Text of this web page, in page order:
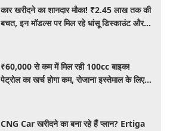
कार खरीदने का शानदार मौका! ₹2.45 लाख तक की
बचत, इन मॉडल्स पर मिल रहे धांसू डिस्काउंट और
₹60,000 से कम में मिल रही 100cc बाइक!
पेट्रोल का खर्च होगा कम, रोजाना इस्तेमाल के लिए है
CNG Car खरीदने का बना रहे हैं प्लान? Ertiga